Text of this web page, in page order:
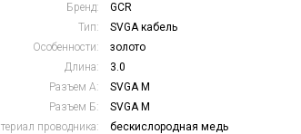
Бренд:
GCR
Тип:
SVGA кабель
Особенности:
золото
Длина:
3.0
Разъем А:
SVGA M
Разъем Б:
SVGA M
проводника:
бескислородная медь